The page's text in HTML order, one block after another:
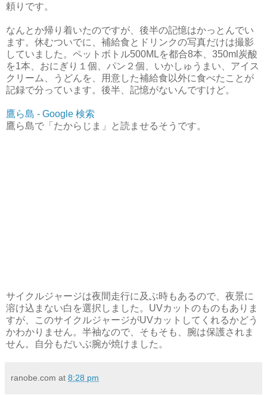
頼りです。
なんとか帰り着いたのですが、後半の記憶はかっとんでい
ます。休むついでに、補給食とドリンクの写真だけは撮影
していました。ペットボトル500MLを都合8本、350ml炭酸
を1本、おにぎり１個、パン２個、いかしゅうまい、アイス
クリーム、うどんを、用意した補給食以外に食べたことが
記録で分っています。後半、記憶がないんですけど。
鷹ら島 - Google 検索
鷹ら島で「たからじま」と読ませるそうです。
サイクルジャージは夜間走行に及ぶ時もあるので、夜景に
溶け込まない白を選択しました。UVカットのものもありま
すが、このサイクルジャージがUVカットしてくれるかどう
かわかりません。半袖なので、そもそも、腕は保護されま
せん。自分もだいぶ腕が焼けました。
ranobe.com at 8:28 pm